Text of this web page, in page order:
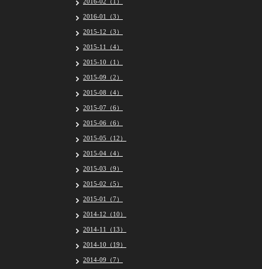
2016-01（3）
2015-12（3）
2015-11（4）
2015-10（1）
2015-09（2）
2015-08（4）
2015-07（6）
2015-06（6）
2015-05（12）
2015-04（4）
2015-03（9）
2015-02（5）
2015-01（7）
2014-12（10）
2014-11（13）
2014-10（19）
2014-09（7）